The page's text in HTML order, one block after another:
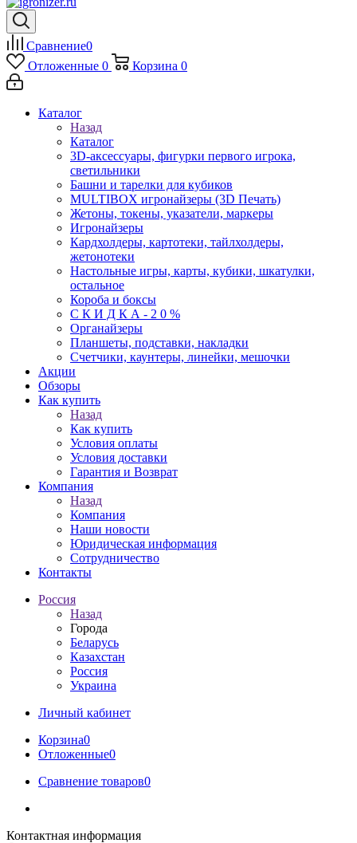
Сравнение0
Отложенные 0 Корзина 0
Каталог
Назад
Каталог
3D-аксессуары, фигурки первого игрока,
светильники
Башни и тарелки для кубиков
MULTIBOX игронайзеры (3D Печать)
Жетоны, токены, указатели, маркеры
Игронайзеры
Кардхолдеры, картотеки, тайлхолдеры,
жетонотеки
Настольные игры, карты, кубики, шкатулки,
остальное
Короба и боксы
С К И Д К А - 2 0 %
Органайзеры
Планшеты, подставки, накладки
Счетчики, каунтеры, линейки, мешочки
Акции
Обзоры
Как купить
Назад
Как купить
Условия оплаты
Условия доставки
Гарантия и Возврат
Компания
Назад
Компания
Наши новости
Юридическая информация
Сотрудничество
Контакты
Россия
Назад
Города
Беларусь
Казахстан
Россия
Украина
Личный кабинет
Корзина0
Отложенные0
Сравнение товаров0
Контактная информация